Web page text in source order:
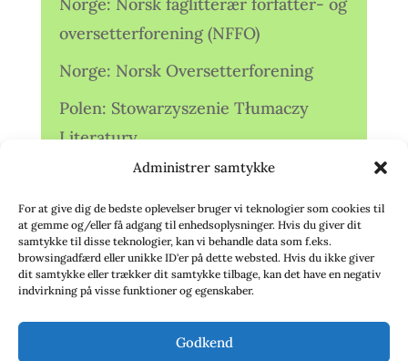
Administrer samtykke
For at give dig de bedste oplevelser bruger vi teknologier som cookies til
at gemme og/eller få adgang til enhedsoplysninger. Hvis du giver dit
samtykke til disse teknologier, kan vi behandle data som f.eks.
browsingadfærd eller unikke ID'er på dette websted. Hvis du ikke giver
dit samtykke eller trækker dit samtykke tilbage, kan det have en negativ
indvirkning på visse funktioner og egenskaber.
Godkend
oversetterforening (NFFO)
Norge: Norsk Oversetterforening
Polen: Stowarzyszenie Tłumaczy
Literatury
Storbritannien: Translators
Association (TA)
Sverige: Översättarsektionen (Ö.)
Sverige: Översättarcentrum (ÖC)
deutschsprachiger Übersetzer (VdÜ)